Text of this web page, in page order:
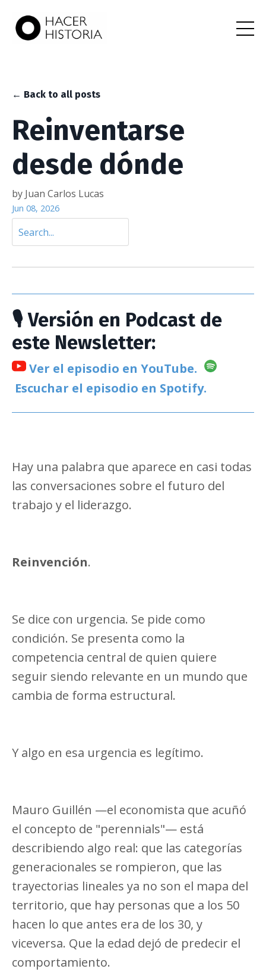
← Back to all posts
Reinventarse
desde dónde
by Juan Carlos Lucas
Jun 08, 2026
🎙️ Versión en Podcast de
este Newsletter:
Ver el episodio en YouTube.
Escuchar el episodio en Spotify.
Hay una palabra que aparece en casi todas
las conversaciones sobre el futuro del
trabajo y el liderazgo.
Reinvención.
Se dice con urgencia. Se pide como
condición. Se presenta como la
competencia central de quien quiere
seguir siendo relevante en un mundo que
cambia de forma estructural.
Y algo en esa urgencia es legítimo.
Mauro Guillén —el economista que acuñó
el concepto de "perennials"— está
describiendo algo real: que las categorías
generacionales se rompieron, que las
trayectorias lineales ya no son el mapa del
territorio, que hay personas que a los 50
hacen lo que antes era de los 30, y
viceversa. Que la edad dejó de predecir el
comportamiento.